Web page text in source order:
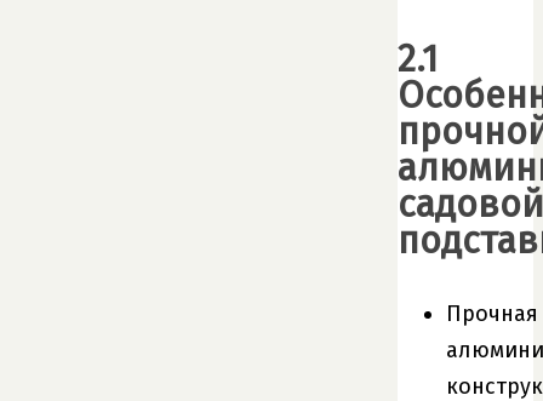
2.1
садовой
Прочная